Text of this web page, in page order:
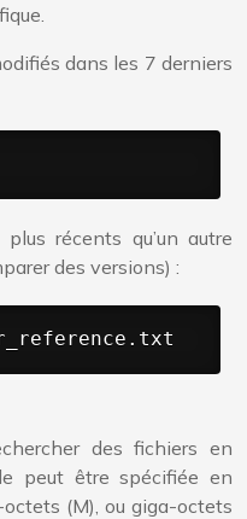
dans les 7 derniers
récents qu’un autre
des versions) :
des fichiers en
peut être spécifiée en
(M), ou giga-octets